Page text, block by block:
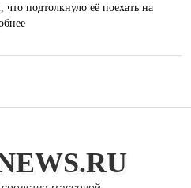
что подтолкнуло её поехать на